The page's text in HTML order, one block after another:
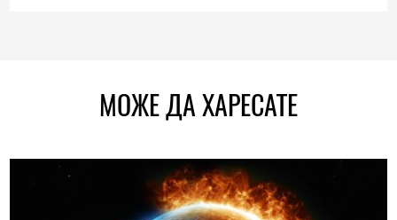
МОЖЕ ДА ХАРЕСАТЕ